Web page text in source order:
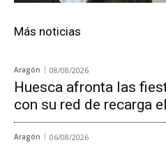
Más noticias
Aragón 08/08/2026
Huesca afronta las
con su red de recarga
Aragón 06/08/2026